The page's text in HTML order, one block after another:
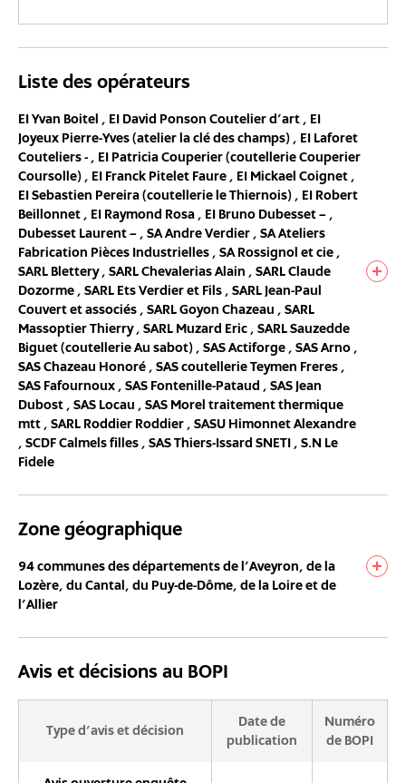
Liste des opérateurs
EI Yvan Boitel , EI David Ponson Coutelier d’art , EI
Joyeux Pierre-Yves (atelier la clé des champs) , EI Laforet
Couteliers - , EI Patricia Couperier (coutellerie Couperier
Coursolle) , EI Franck Pitelet Faure , EI Mickael Coignet ,
EI Sebastien Pereira (coutellerie le Thiernois) , EI Robert
Beillonnet , EI Raymond Rosa , EI Bruno Dubesset – ,
Dubesset Laurent – , SA Andre Verdier , SA Ateliers
Fabrication Pièces Industrielles , SA Rossignol et cie ,
SARL Blettery , SARL Chevalerias Alain , SARL Claude
Dozorme , SARL Ets Verdier et Fils , SARL Jean-Paul
Couvert et associés , SARL Goyon Chazeau , SARL
Massoptier Thierry , SARL Muzard Eric , SARL Sauzedde
Biguet (coutellerie Au sabot) , SAS Actiforge , SAS Arno ,
SAS Chazeau Honoré , SAS coutellerie Teymen Freres ,
SAS Fafournoux , SAS Fontenille-Pataud , SAS Jean
Dubost , SAS Locau , SAS Morel traitement thermique
mtt , SARL Roddier Roddier , SASU Himonnet Alexandre
, SCDF Calmels filles , SAS Thiers-Issard SNETI , S.N Le
Fidele
Zone géographique
94 communes des départements de l'Aveyron, de la
Lozère, du Cantal, du Puy-de-Dôme, de la Loire et de
l'Allier
Avis et décisions au BOPI
Type d'avis et décision
Date de
publication
Numéro
de BOPI